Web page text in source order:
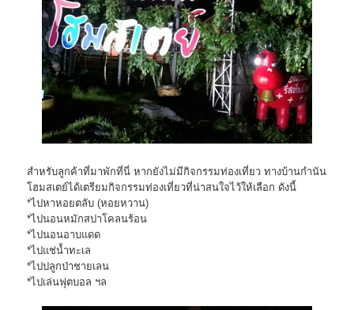
สำหรับลูกค้าที่มาพักที่นี่ หากยังไม่มีกิจกรรมท่องเที่ยว ทางบ้านกำนัน
โฮมสเตย์ได้เตรียมกิจกรรมท่องเที่ยวที่น่าสนใจไว้ให้เลือก ดังนี้
*ไปหาหอยตลับ (หอยหวาน)
*ไปนอนหมักสปาโคลนร้อน
*ไปนอนอาบแดด
*ไปแช่น้ำทะเล
*ไปปลูกป่าชายเลน
*ไปเล่นฟุตบอล ฯล